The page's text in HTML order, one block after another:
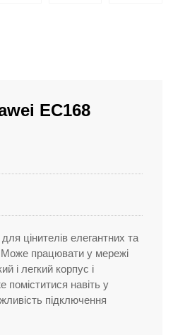
EC168
цінителів елегантних та
Може працювати у мережі
і легкий корпус і
поміститися навіть у
підключення